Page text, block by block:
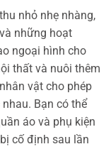
nhỏ nhẹ nhàng,
những hoạt
ngoại hình cho
thất và nuôi thêm
vật cho phép
Bạn có thể
áo và phụ kiện
cố định sau lần